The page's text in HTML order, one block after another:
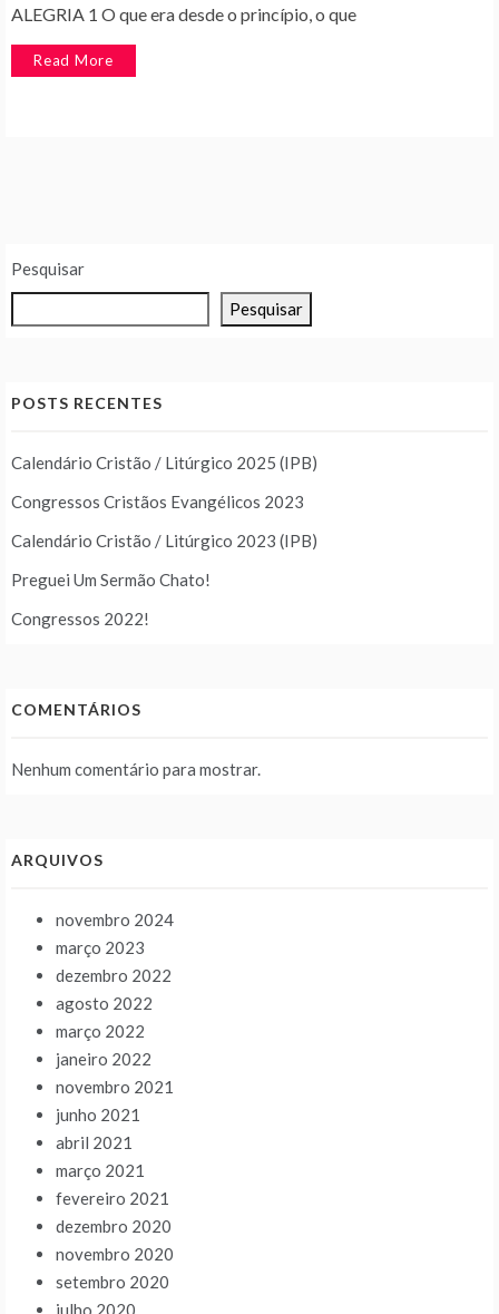
ALEGRIA 1 O que era desde o princípio, o que
Read More
Pesquisar
Pesquisar
POSTS RECENTES
Calendário Cristão / Litúrgico 2025 (IPB)
Congressos Cristãos Evangélicos 2023
Calendário Cristão / Litúrgico 2023 (IPB)
Preguei Um Sermão Chato!
Congressos 2022!
COMENTÁRIOS
Nenhum comentário para mostrar.
ARQUIVOS
novembro 2024
março 2023
dezembro 2022
agosto 2022
março 2022
janeiro 2022
novembro 2021
junho 2021
abril 2021
março 2021
fevereiro 2021
dezembro 2020
novembro 2020
setembro 2020